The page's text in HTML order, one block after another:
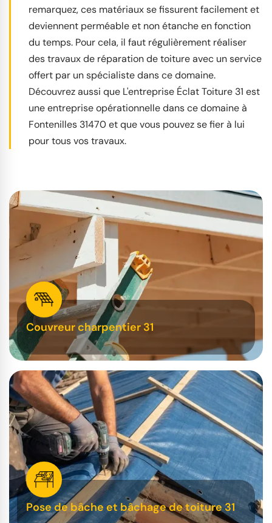
remarquez, ces matériaux se fissurent facilement et
deviennent perméable et non étanche en fonction
du temps. Pour cela, il faut régulièrement réaliser
des travaux de réparation de toiture avec un service
offert par un spécialiste dans ce domaine.
Découvrez aussi que L'entreprise Éclat Toiture 31 est
une entreprise opérationnelle dans ce domaine à
Fontenilles 31470 et que vous pouvez se fier à lui
pour tous vos travaux.
Couvreur charpentier 31
Pose de bâche et bâchage de toiture 31